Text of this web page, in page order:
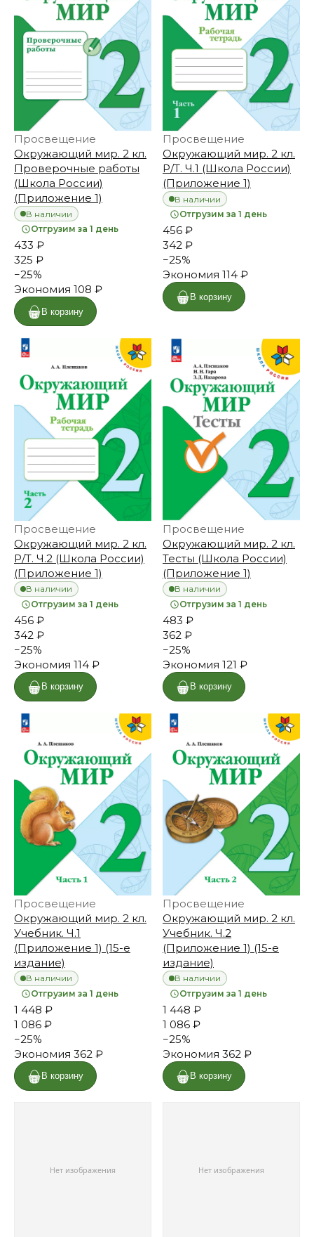
Просвещение
Окружающий мир. 2 кл.
Проверочные работы
(Школа России)
(Приложение 1)
В наличии
Отгрузим за 1 день
433 ₽
325 ₽
−25%
Экономия 108 ₽
В корзину
Просвещение
Окружающий мир. 2 кл.
Р/Т. Ч.1 (Школа России)
(Приложение 1)
В наличии
Отгрузим за 1 день
456 ₽
342 ₽
−25%
Экономия 114 ₽
В корзину
Просвещение
Окружающий мир. 2 кл.
Р/Т. Ч.2 (Школа России)
(Приложение 1)
В наличии
Отгрузим за 1 день
456 ₽
342 ₽
−25%
Экономия 114 ₽
В корзину
Просвещение
Окружающий мир. 2 кл.
Тесты (Школа России)
(Приложение 1)
В наличии
Отгрузим за 1 день
483 ₽
362 ₽
−25%
Экономия 121 ₽
В корзину
Просвещение
Окружающий мир. 2 кл.
Учебник. Ч.1
(Приложение 1) (15-е
издание)
В наличии
Отгрузим за 1 день
1 448 ₽
1 086 ₽
−25%
Экономия 362 ₽
В корзину
Просвещение
Окружающий мир. 2 кл.
Учебник. Ч.2
(Приложение 1) (15-е
издание)
В наличии
Отгрузим за 1 день
1 448 ₽
1 086 ₽
−25%
Экономия 362 ₽
В корзину